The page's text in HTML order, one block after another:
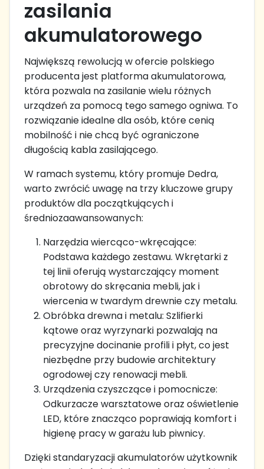
zasilania
akumulatorowego
Największą rewolucją w ofercie polskiego
producenta jest platforma akumulatorowa,
która pozwala na zasilanie wielu różnych
urządzeń za pomocą tego samego ogniwa. To
rozwiązanie idealne dla osób, które cenią
mobilność i nie chcą być ograniczone
długością kabla zasilającego.
W ramach systemu, który promuje Dedra,
warto zwrócić uwagę na trzy kluczowe grupy
produktów dla początkujących i
średniozaawansowanych:
Narzędzia wiercąco-wkręcające:
Podstawa każdego zestawu. Wkrętarki z
tej linii oferują wystarczający moment
obrotowy do skręcania mebli, jak i
wiercenia w twardym drewnie czy metalu.
Obróbka drewna i metalu: Szlifierki
kątowe oraz wyrzynarki pozwalają na
precyzyjne docinanie profili i płyt, co jest
niezbędne przy budowie architektury
ogrodowej czy renowacji mebli.
Urządzenia czyszczące i pomocnicze:
Odkurzacze warsztatowe oraz oświetlenie
LED, które znacząco poprawiają komfort i
higienę pracy w garażu lub piwnicy.
Dzięki standaryzacji akumulatorów użytkownik